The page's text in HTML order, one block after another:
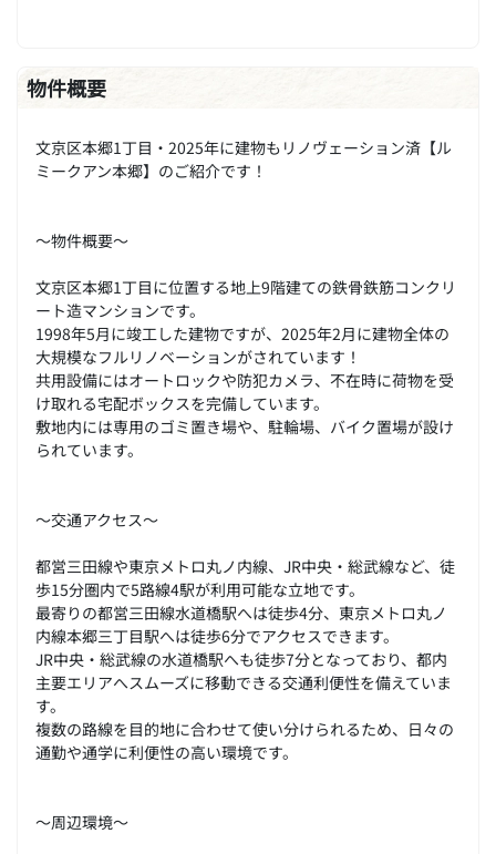
物件概要
文京区本郷1丁目・2025年に建物もリノヴェーション済【ル
ミークアン本郷】のご紹介です！
～物件概要～
文京区本郷1丁目に位置する地上9階建ての鉄骨鉄筋コンクリ
ート造マンションです。
1998年5月に竣工した建物ですが、2025年2月に建物全体の
大規模なフルリノベーションがされています！
共用設備にはオートロックや防犯カメラ、不在時に荷物を受
け取れる宅配ボックスを完備しています。
敷地内には専用のゴミ置き場や、駐輪場、バイク置場が設け
られています。
～交通アクセス～
都営三田線や東京メトロ丸ノ内線、JR中央・総武線など、徒
歩15分圏内で5路線4駅が利用可能な立地です。
最寄りの都営三田線水道橋駅へは徒歩4分、東京メトロ丸ノ
内線本郷三丁目駅へは徒歩6分でアクセスできます。
JR中央・総武線の水道橋駅へも徒歩7分となっており、都内
主要エリアへスムーズに移動できる交通利便性を備えていま
す。
複数の路線を目的地に合わせて使い分けられるため、日々の
通勤や通学に利便性の高い環境です。
～周辺環境～